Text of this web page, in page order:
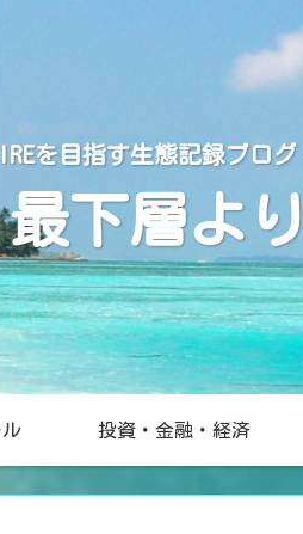
を目指す生態記録ブログ
下層より
投資・金融・経済